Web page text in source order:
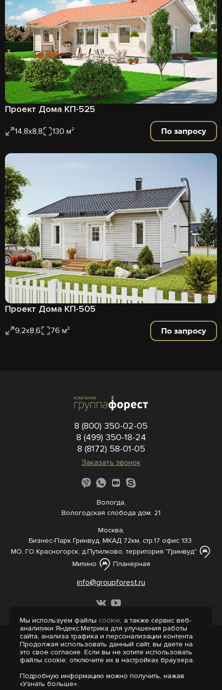
Проект Дома КП-525
14,8х8,8 130 м² По запросу
Проект Дома КП-505
9,2х8,6 76 м² По запросу
8 (800) 350-02-05
8 (499) 350-18-24
8 (8172) 58-01-05
Заказать звонок
Вологда,
Вологодская слобода дом. 21
Москва,
Бизнес-Парк Гринвуд, МКАД 72км, стр.17 офис 133.
МО, ГО Красногорск, д.Путилково, территория "Гринвуд"
Митино
Планерная
info@groupforest.ru
© 2005-, 2026 Все права защищены
Информация, представленная на сайте,
не является публичной офертой.
Пользовательское соглашение
Мы используем файлы cookie, а также сервис веб-
аналитики Яндекс.Метрика для улучшения работы
сайта, анализа трафика и персонализации контента.
Продолжая использовать данный сайт, вы даете на
это свое согласие. Если вы не хотите использовать
файлы cookie, отключите их в настройках браузера.
Подробную информацию можно получить, нажав
«Узнать больше».